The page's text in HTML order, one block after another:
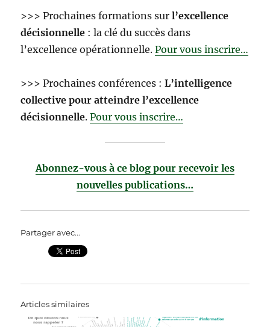
>>> Prochaines formations surl’excellence
décisionnelle : la clé du succès dans
l’excellence opérationnelle.Pour vous inscrire…
>>> Prochaines conférences :L’intelligence
collective pour atteindre l’excellence
décisionnelle.Pour vous inscrire…
Abonnez-vous à ce blog pour recevoir les
nouvelles publications…
Partager avec...
Articles similaires